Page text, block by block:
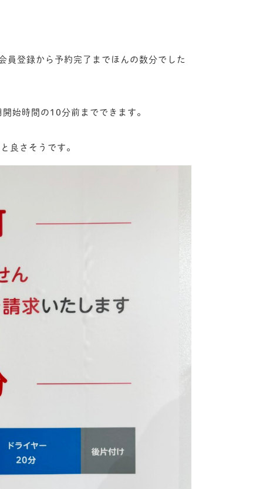
員登録から予約完了までほんの数分でした
始時間の10分前までできます。
良さそうです。